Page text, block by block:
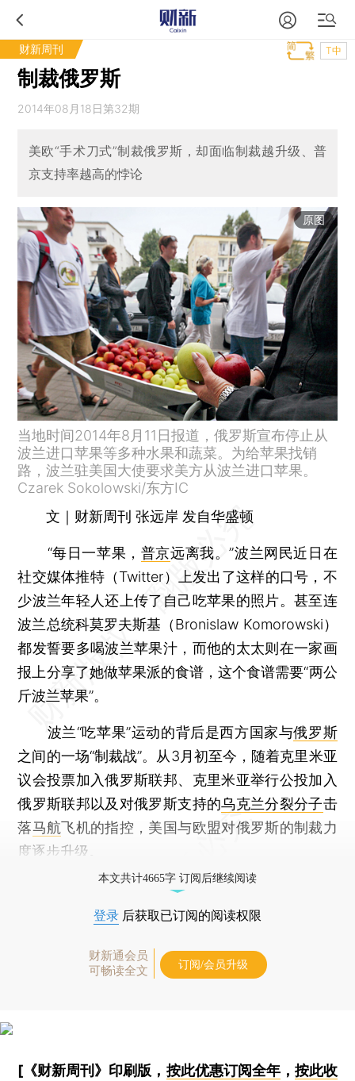
财新周刊 T中
制裁俄罗斯
2014年08月18日第32期
美欧“手术刀式”制裁俄罗斯，却面临制裁越升级、普
京支持率越高的悖论
原图
当地时间2014年8月11日报道，俄罗斯宣布停止从
波兰进口苹果等多种水果和蔬菜。为给苹果找销
路，波兰驻美国大使要求美方从波兰进口苹果。
Czarek Sokolowski/东方IC
文｜财新周刊 张远岸 发自华盛顿
“每日一苹果， 普京远离我。”波兰网民近日在
社交媒体推特（Twitter）上发出了这样的口号，不
少波兰年轻人还上传了自己吃苹果的照片。甚至连
波兰总统科莫罗夫斯基（Bronislaw Komorowski）
都发誓要多喝波兰苹果汁，而他的太太则在一家画
报上分享了她做苹果派的食谱，这个食谱需要“两公
斤波兰苹果”。
波兰“吃苹果”运动的背后是西方国家与俄罗斯
之间的一场“制裁战”。从3月初至今，随着克里米亚
议会投票加入俄罗斯联邦、克里米亚举行公投加入
俄罗斯联邦以及对俄罗斯支持的乌克兰分裂分子击
落马航飞机的指控，美国与欧盟对俄罗斯的制裁力
度逐步升级。
本文共计4665字 订阅后继续阅读
登录 后获取已订阅的阅读权限
财新通会员
可畅读全文
订阅/会员升级
[《财新周刊》印刷版， 按此优惠订阅全年， 按此收